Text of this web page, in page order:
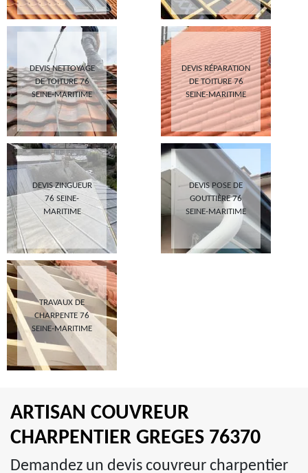
DEVIS NETTOYAGE
DE TOITURE 76
SEINE-MARITIME
DEVIS RÉPARATION
DE TOITURE 76
SEINE-MARITIME
DEVIS ZINGUEUR
76 SEINE-
MARITIME
DEVIS POSE DE
GOUTTIÈRE 76
SEINE-MARITIME
TRAVAUX DE
CHARPENTE 76
SEINE-MARITIME
ARTISAN COUVREUR
CHARPENTIER GREGES 76370
Demandez un devis couvreur charpentier